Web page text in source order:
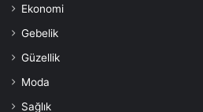
Ekonomi
Gebelik
Güzellik
Moda
Sağlık